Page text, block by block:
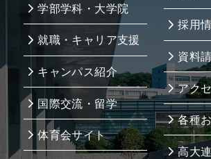
学部学科・大学院
就職・キャリア支援
キャンパス紹介
国際交流・留学
体育会サイト
採用
資料
アク
各種
高大